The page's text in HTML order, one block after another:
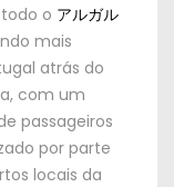
o アルガル
mais
atrás do
, com um
passageiros
por parte
locais da